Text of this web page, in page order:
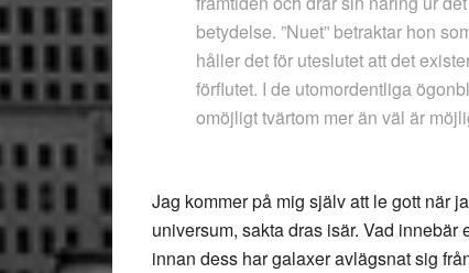
betydelse. ”Nuet” betraktar hon
håller det för uteslutet att det
förflutet. I de utomordentliga
omöjligt tvärtom mer än väl är
Jag kommer på mig själv att le gott när
universum, sakta dras isär. Vad innebär
innan dess har galaxer avlägsnat sig